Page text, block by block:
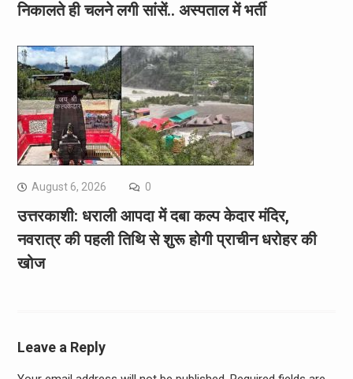
निकालते ही चलने लगी सांसें.. अस्पताल में भर्ती
August 6, 2026 0
उत्तरकाशी: धराली आपदा में दबा कल्प केदार मंदिर,
नवरात्र की पहली तिथि से शुरू होगी प्राचीन धरोहर की
खोज
Leave a Reply